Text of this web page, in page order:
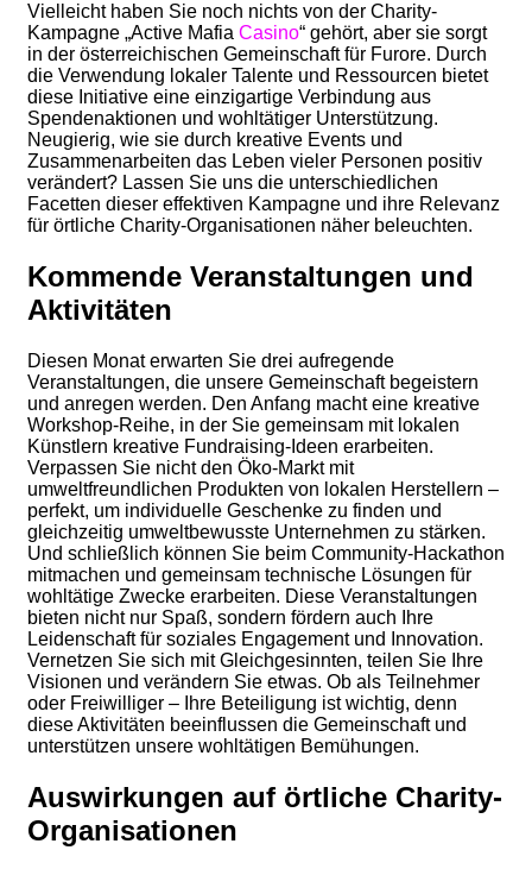
Vielleicht haben Sie noch nichts von der Charity-
Kampagne „Active Mafia Casino“ gehört, aber sie sorgt
in der österreichischen Gemeinschaft für Furore. Durch
die Verwendung lokaler Talente und Ressourcen bietet
diese Initiative eine einzigartige Verbindung aus
Spendenaktionen und wohltätiger Unterstützung.
Neugierig, wie sie durch kreative Events und
Zusammenarbeiten das Leben vieler Personen positiv
verändert? Lassen Sie uns die unterschiedlichen
Facetten dieser effektiven Kampagne und ihre Relevanz
für örtliche Charity-Organisationen näher beleuchten.
Kommende Veranstaltungen und
Aktivitäten
Diesen Monat erwarten Sie drei aufregende
Veranstaltungen, die unsere Gemeinschaft begeistern
und anregen werden. Den Anfang macht eine kreative
Workshop-Reihe, in der Sie gemeinsam mit lokalen
Künstlern kreative Fundraising-Ideen erarbeiten.
Verpassen Sie nicht den Öko-Markt mit
umweltfreundlichen Produkten von lokalen Herstellern –
perfekt, um individuelle Geschenke zu finden und
gleichzeitig umweltbewusste Unternehmen zu stärken.
Und schließlich können Sie beim Community-Hackathon
mitmachen und gemeinsam technische Lösungen für
wohltätige Zwecke erarbeiten. Diese Veranstaltungen
bieten nicht nur Spaß, sondern fördern auch Ihre
Leidenschaft für soziales Engagement und Innovation.
Vernetzen Sie sich mit Gleichgesinnten, teilen Sie Ihre
Visionen und verändern Sie etwas. Ob als Teilnehmer
oder Freiwilliger – Ihre Beteiligung ist wichtig, denn
diese Aktivitäten beeinflussen die Gemeinschaft und
unterstützen unsere wohltätigen Bemühungen.
Auswirkungen auf örtliche Charity-
Organisationen